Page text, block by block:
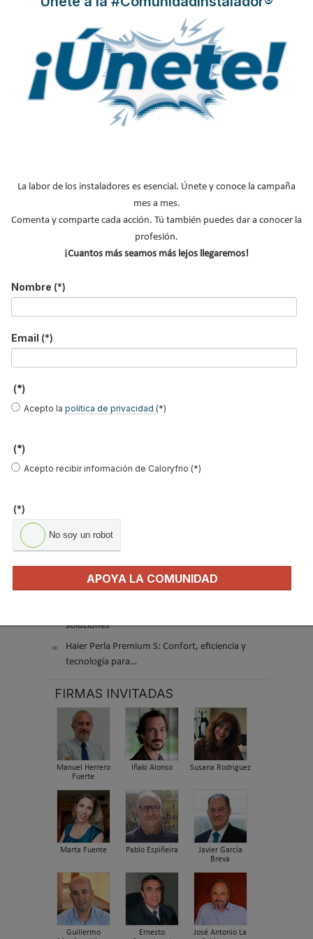
Y RECIBE EN TU EMAIL TODA LA
ACTUALIDAD DEL SECTOR
Nombre
No soy un robot
Enviar
LO MÁS VISTO
El precio del pellet vuelve a subir…
Consejos para ahorrar con el aire
acondicionado
El precio de los biocombustibles cambia en
2026: fuerte subi…
soluciones
Haier Perla Premium S: Confort, eficiencia y
tecnología para…
FIRMAS INVITADAS
Manuel Herrero
Fuerte
Iñaki Alonso Susana Rodriguez
Marta Fuente Pablo Espiñeira
Javier García
Breva
Guillermo
Ernesto
José Antonio La
La labor de los instaladores es esencial. Únete y conoce la campaña
mes a mes.
Comenta y comparte cada acción. Tú también puedes dar a conocer la
profesión.
¡Cuantos más seamos más lejos llegaremos!
Nombre (*)
Email (*)
(*)
Acepto la política de privacidad (*)
(*)
Acepto recibir información de Caloryfrio (*)
(*)
No soy un robot
APOYA LA COMUNIDAD